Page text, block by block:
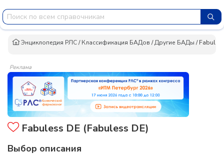
Энциклопедия РЛС/Классификация БАДов /Другие БАДы /
Реклама
Fabuless DE (Fabuless DE)
Выбор описания